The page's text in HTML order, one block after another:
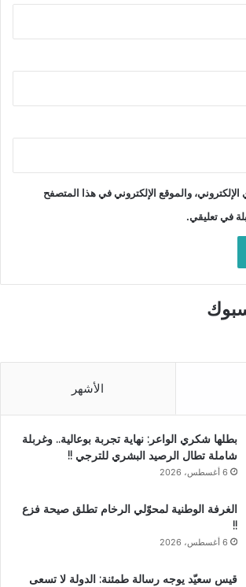
والموقع الإلكتروني في هذا المتصفح
في تعليقي.
الأشهر
بطلها شكري الواعر: نهاية تجربة بوعالية.. وغربلة
شاملة تطال الرصيد البشري للترجي !!
6 أغسطس، 2026
الغرفة الوطنية لمحوّلي الرخام تطلق صيحة فزع
!!
6 أغسطس، 2026
قيس سعيّد يوجه رسالة طمئنة: الدولة لا تسعى